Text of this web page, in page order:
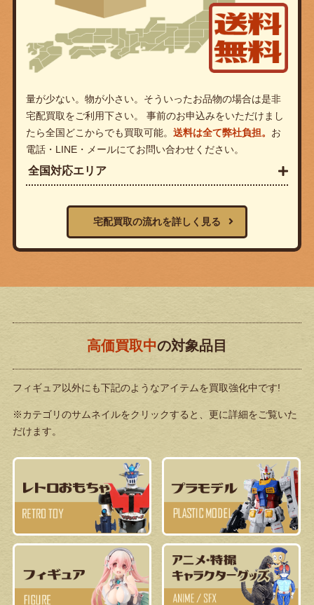
量が少ない。物が小さい。そういったお品物の場合は是非
宅配買取をご利用下さい。 事前のお申込みをいただけまし
たら全国どこからでも買取可能。 送料は全て弊社負担。 お
電話・LINE・メールにてお問い合わせください。
全国対応エリア
宅配買取の流れを詳しく見る
高価買取中の対象品目
フィギュア以外にも下記のようなアイテムを買取強化中です!
※カテゴリのサムネイルをクリックすると、更に詳細をご覧いた
だけます。